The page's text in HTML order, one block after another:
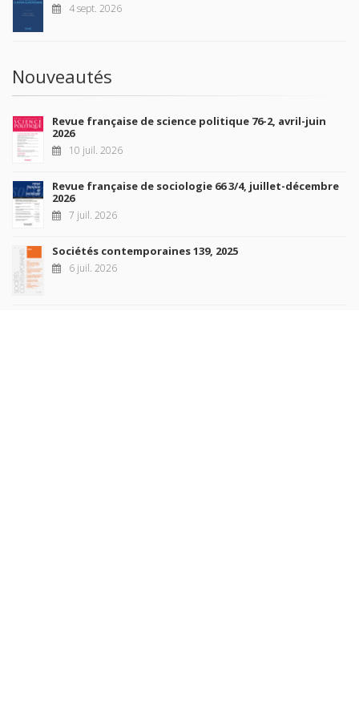
4 sept. 2026
Nouveautés
Revue française de science politique 76-2, avril-juin
2026
10 juil. 2026
Revue française de sociologie 66 3/4, juillet-décembre
2026
7 juil. 2026
Sociétés contemporaines 139, 2025
6 juil. 2026